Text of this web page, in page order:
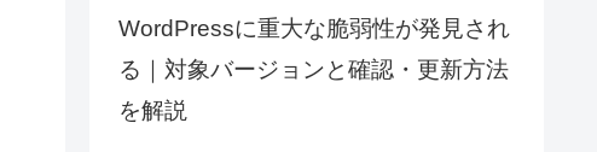
WordPressに重大な脆弱性が発見され
る｜対象バージョンと確認・更新方法
を解説